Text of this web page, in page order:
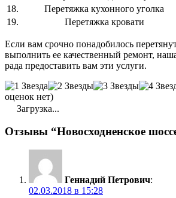
18.
Перетяжка кухонного уголка
19.
Перетяжка кровати
Если вам срочно понадобилось
выполнить ее качественный ремонт,
рада предоставить вам эти услуги.
оценок нет)
Загрузка...
Отзывы “Новосходненское
Геннадий Петрович:
02.03.2018 в 15:28